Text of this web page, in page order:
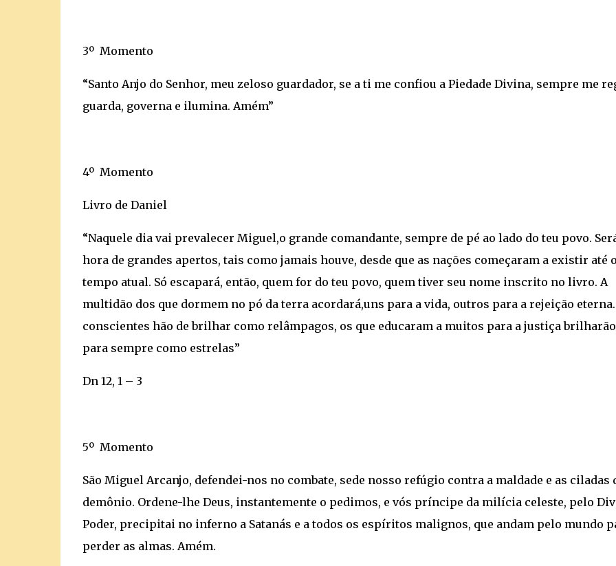
3º Momento
“Santo Anjo do Senhor, meu zeloso guardador, se a ti me confiou a Piedade Divina, sempre me
guarda, governa e ilumina. Amém”
4º Momento
Livro de Daniel
“Naquele dia vai prevalecer Miguel,o grande comandante, sempre de pé ao lado do teu povo.
hora de grandes apertos, tais como jamais houve, desde que as nações começaram a existir até o
tempo atual. Só escapará, então, quem for do teu povo, quem tiver seu nome inscrito no livro. A
multidão dos que dormem no pó da terra acordará,uns para a vida, outros para a rejeição eterna.
conscientes hão de brilhar como relâmpagos, os que educaram a muitos para a justiça brilharão
para sempre como estrelas”
Dn 12, 1 – 3
5º Momento
São Miguel Arcanjo, defendei-nos no combate, sede nosso refúgio contra a maldade e as ciladas
demônio. Ordene-lhe Deus, instantemente o pedimos, e vós príncipe da milícia celeste, pelo
Poder, precipitai no inferno a Satanás e a todos os espíritos malignos, que andam pelo mundo
perder as almas. Amém.